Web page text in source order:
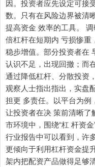
因。投资者应先设定可接
数。只有在风险边界被清
提高资金 效率的工具。
倍杠杆在短期内 亏损惨重
稳步增值。部分投资者在
认识不足，出现回撤；而
通过降低杠杆、分散投资
观察人士指出指出，实盘
担更 多责任。以平台为例
让投资者在决 策前清晰
市环境中，围绕“杠 杆资
行业报告中可以看到，许
更倾向于利用杠杆资金提
架内把配资产品做得足够